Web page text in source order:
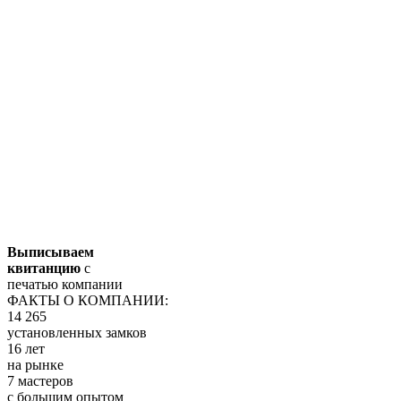
Выписываем
квитанцию с
печатью компании
ФАКТЫ О КОМПАНИИ:
14 265
установленных замков
16 лет
на рынке
7 мастеров
с большим опытом